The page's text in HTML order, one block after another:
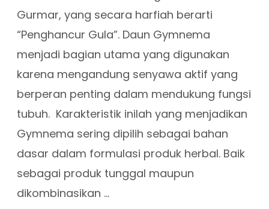
Gurmar, yang secara harfiah berarti
“Penghancur Gula”. Daun Gymnema
menjadi bagian utama yang digunakan
karena mengandung senyawa aktif yang
berperan penting dalam mendukung fungsi
tubuh. Karakteristik inilah yang menjadikan
Gymnema sering dipilih sebagai bahan
dasar dalam formulasi produk herbal. Baik
sebagai produk tunggal maupun
dikombinasikan …